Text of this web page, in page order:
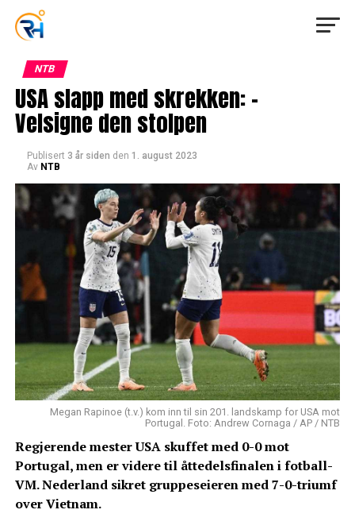
NTB
USA slapp med skrekken: –
Velsigne den stolpen
Publisert 3 år siden den 1. august 2023
Av NTB
Megan Rapinoe (t.v.) kom inn til sin 201. landskamp for USA mot
Portugal. Foto: Andrew Cornaga / AP / NTB
Regjerende mester USA skuffet med 0-0 mot
Portugal, men er videre til åttedelsfinalen i fotball-
VM. Nederland sikret gruppeseieren med 7-0-triumf
over Vietnam.